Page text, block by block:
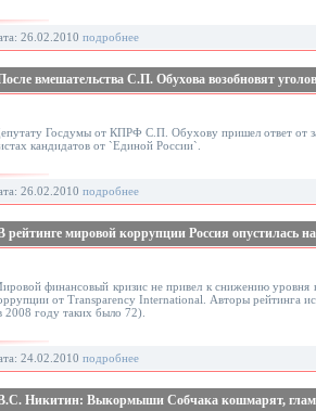
26.02.2010 подробнее
вмешательства С.П. Обухова возобновят
Госдумы от КПРФ С.П. Обухову пришел ответ от
кандидатов от `Единой России`.
26.02.2010 подробнее
рейтинге мировой коррупции Россия опустилась
финансовый кризис не привел к снижению уровня
от Transparency International. Авторы рейтинга
2008 году таких было 72).
24.02.2010 подробнее
Никитин: Выкормыши Собчака кошмарят,